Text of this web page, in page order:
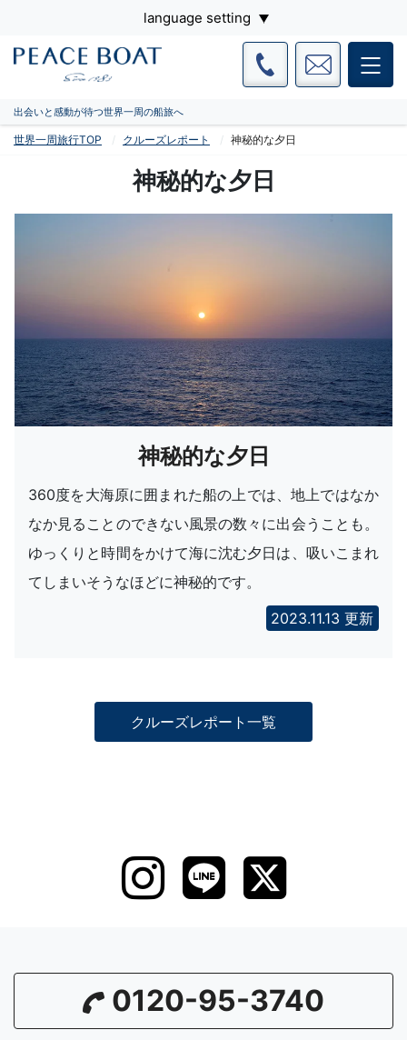
language setting
出会いと感動が待つ世界一周の船旅へ
世界一周旅行TOP クルーズレポート 神秘的な夕日
神秘的な夕日
神秘的な夕日
360度を大海原に囲まれた船の上では、地上ではなか
なか見ることのできない風景の数々に出会うことも。
ゆっくりと時間をかけて海に沈む夕日は、吸いこまれ
てしまいそうなほどに神秘的です。
2023.11.13 更新
クルーズレポート一覧
0120-95-3740